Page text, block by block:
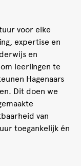
voor elke
expertise en
en
leerlingen te
Hagenaars
Dit doen we
van
toegankelijk én